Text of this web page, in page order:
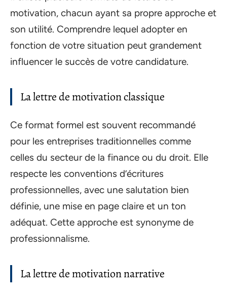
motivation, chacun ayant sa propre approche et
son utilité. Comprendre lequel adopter en
fonction de votre situation peut grandement
influencer le succès de votre candidature.
La lettre de motivation classique
Ce format formel est souvent recommandé
pour les entreprises traditionnelles comme
celles du secteur de la finance ou du droit. Elle
respecte les conventions d’écritures
professionnelles, avec une salutation bien
définie, une mise en page claire et un ton
adéquat. Cette approche est synonyme de
professionnalisme.
La lettre de motivation narrative